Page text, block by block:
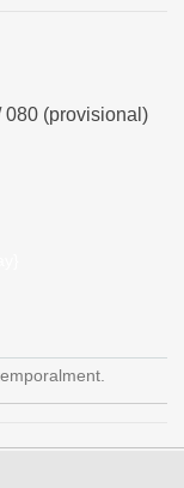
080 (provisional)